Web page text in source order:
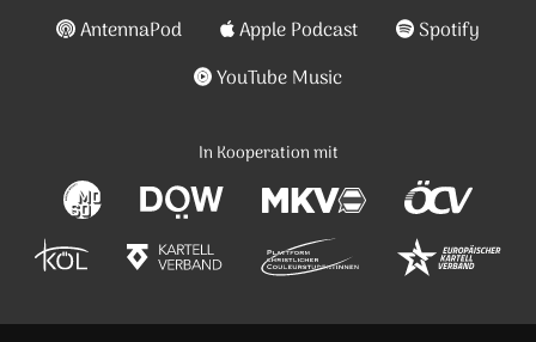
AntennaPod
Apple Podcast
Spotify
YouTube Music
In Kooperation mit
Modern SocietyDokumentationsarchiv des
Mittelschüler-
Akademischer Bund katholisch-österreichischer
Kartellverband katholischer
Plattform